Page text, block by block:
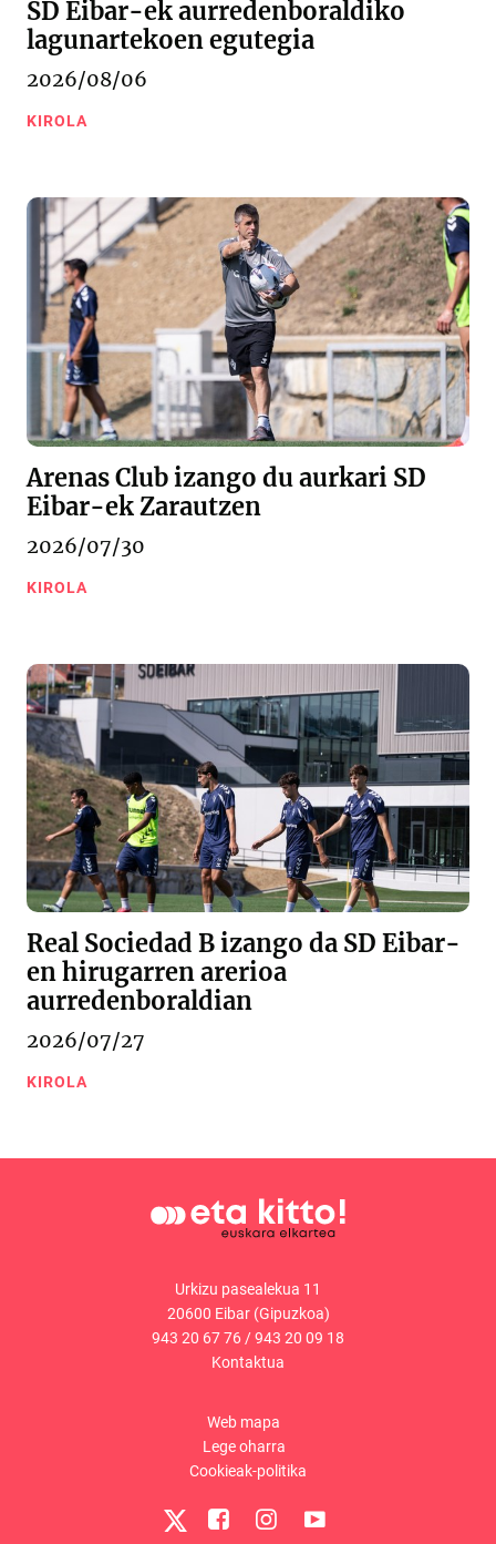
SD Eibar-ek aurredenboraldiko
lagunartekoen egutegia
2026/08/06
KIROLA
Arenas Club izango du aurkari SD
Eibar-ek Zarautzen
2026/07/30
KIROLA
Real Sociedad B izango da SD Eibar-
en hirugarren arerioa
aurredenboraldian
2026/07/27
KIROLA
Urkizu pasealekua 11
20600 Eibar (Gipuzkoa)
943 20 67 76 /943 20 09 18
Kontaktua
Web mapa
Lege oharra
Cookieak-politika